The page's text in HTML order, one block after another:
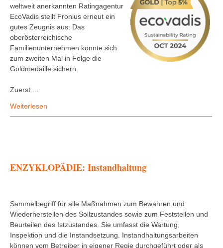
weltweit anerkannten Ratingagentur
EcoVadis stellt Fronius erneut ein
gutes Zeugnis aus: Das
oberösterreichische
Familienunternehmen konnte sich
zum zweiten Mal in Folge die
Goldmedaille sichern.
Zuerst ...
Weiterlesen
ENZYKLOPÄDIE: Instandhaltung
Sammelbegriff für alle Maßnahmen zum Bewahren und
Wiederherstellen des Sollzustandes sowie zum Feststellen und
Beurteilen des Istzustandes. Sie umfasst die Wartung,
Inspektion und die Instandsetzung. Instandhaltungsarbeiten
können vom Betreiber in eigener Regie durchgeführt oder als